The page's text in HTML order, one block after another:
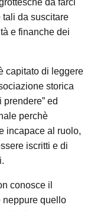
da farci
tali da suscitare
e finanche dei
capitato di leggere
storica
ed
perchè
incapace al ruolo,
iscritti e di
conosce il
neppure quello